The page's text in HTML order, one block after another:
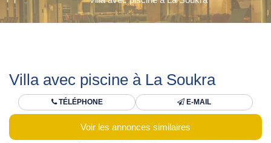
Villa avec piscine à La Soukra
TÉLÉPHONE E-MAIL
Voir les annonces similaires